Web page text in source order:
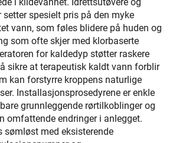
spesielt pris på den myke
vann, som føles blidere på huden og
som ofte skjer med klorbaserte
for kaldedyp støtter raskere
sikre at terapeutisk kaldt vann forblir
kan forstyrre kroppens naturlige
Installasjonsprosedyrene er enkle
grunnleggende rørtilkoblinger og
omfattende endringer i anlegget.
sømløst med eksisterende